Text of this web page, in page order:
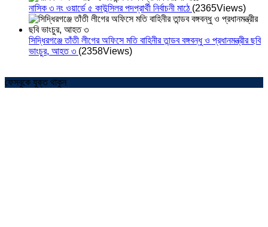
নাসিক ৩ নং ওয়ার্ডে ৫ কাউন্সিলর পদপ্রার্থী নির্বাচনী মাঠে (2365Views)
সিদ্ধিরগঞ্জে তাঁতী লীগের অফিসে মতি বাহিনীর তান্ডব বঙ্গবন্ধু ও প্রধানমন্ত্রীর ছবি
ভাংচুর, আহত ৩ (2358Views)
ফেসবুকে যুক্ত থাকুন